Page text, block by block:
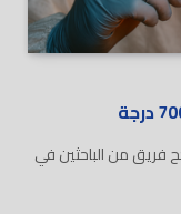
تتحمل حرارة 700 درجة نجح فريق من الباحثين في